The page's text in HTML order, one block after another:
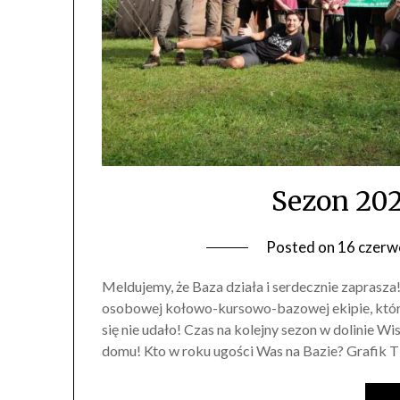
Sezon
Posted on 16
Meldujemy, że Baza działa i serdecznie
osobowej kołowo-kursowo-bazowej ekipie,
się nie udało! Czas na kolejny sezon w dolinie
domu! Kto w roku ugości Was na Bazie? Grafik